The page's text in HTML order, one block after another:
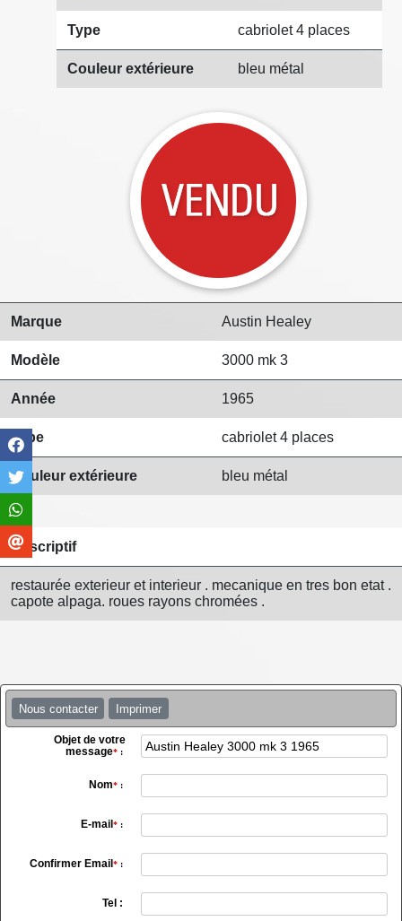
Type cabriolet 4 places
Couleur extérieure bleu métal
Marque Austin Healey
Modèle 3000 mk 3
Année 1965
Type cabriolet 4 places
Couleur extérieure bleu métal
Descriptif
restaurée exterieur et interieur . mecanique en tres bon etat .
capote alpaga. roues rayons chromées .
Nous contacter Imprimer
Objet de votre
message*:
Nom*:
E-mail *:
Confirmer Email *:
Tel :